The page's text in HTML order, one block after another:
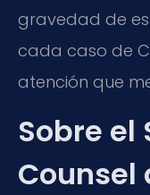
gravedad de
cada caso de
atención que
Sobre el
Counsel